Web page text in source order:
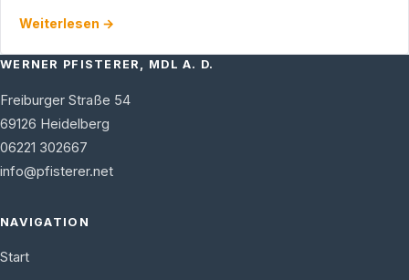
Weiterlesen →
WERNER PFISTERER, MDL A. D.
Freiburger Straße 54
69126 Heidelberg
06221 302667
info@pfisterer.net
NAVIGATION
Start